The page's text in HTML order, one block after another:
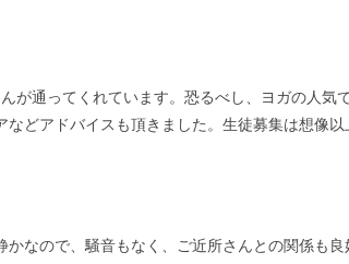
が通ってくれています。恐るべし、ヨガの人
どアドバイスも頂きました。生徒募集は想像
なので、騒音もなく、ご近所さんとの関係も